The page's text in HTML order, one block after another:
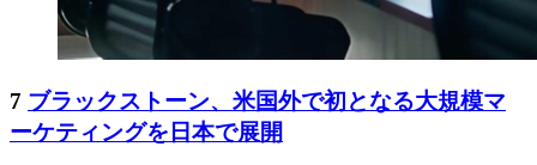
7 ブラックストーン、米国外で初となる大規模マ
ーケティングを日本で展開